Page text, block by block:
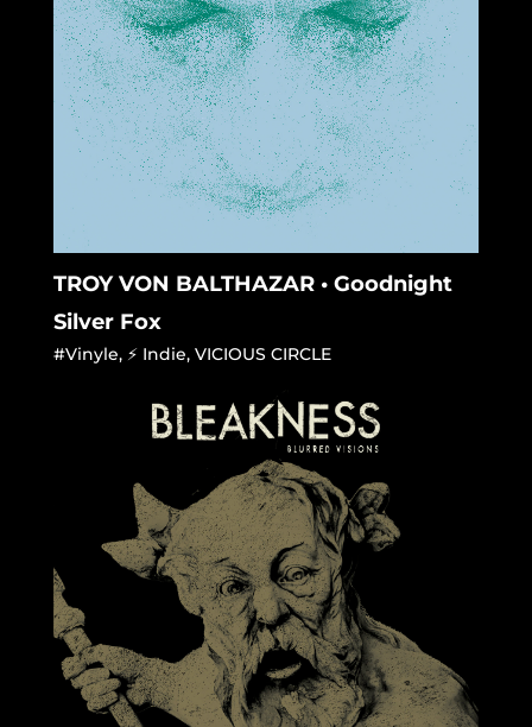
TROY VON BALTHAZAR • Goodnight
Silver Fox
#Vinyle, ⚡ Indie, VICIOUS CIRCLE